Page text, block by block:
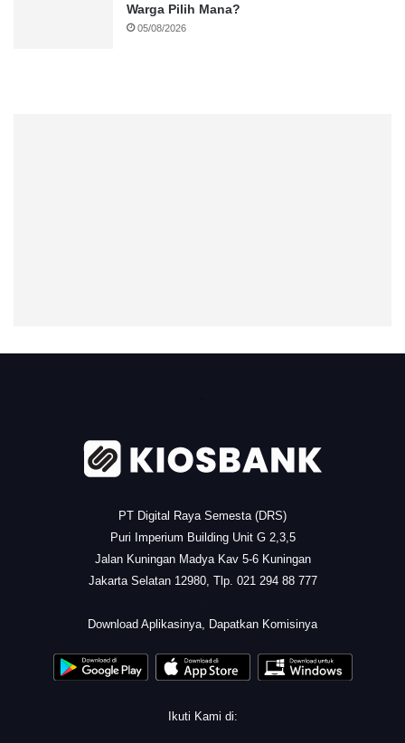
Warga Pilih Mana?
05/08/2026
.
PT Digital Raya Semesta (DRS)
Puri Imperium Building Unit G 2,3,5
Jalan Kuningan Madya Kav 5-6 Kuningan
Jakarta Selatan 12980, Tlp. 021 294 88 777
Download Aplikasinya, Dapatkan Komisinya
Ikuti Kami di: